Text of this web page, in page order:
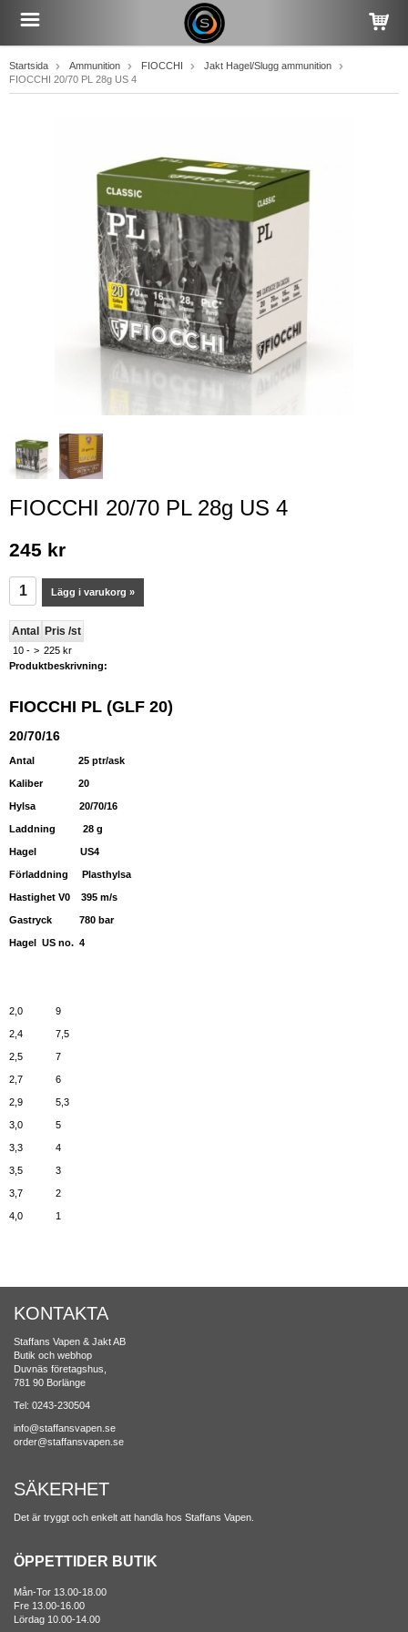
Startsida Ammunition FIOCCHI
Jakt Hagel/Slugg ammunition
FIOCCHI 20/70 PL 28g US 4
FIOCCHI 20/70 PL 28g US 4
245 kr
Lägg i varukorg »
Antal Pris /st
10 - > 225 kr
Produktbeskrivning:
FIOCCHI PL (GLF 20)
20/70/16
Antal 25 ptr/ask
Kaliber 20
Hylsa 20/70/16
Laddning 28 g
Hagel US4
Förladdning Plasthylsa
Hastighet V0 395 m/s
Gastryck 780 bar
Hagel US no. 4
2,0 9
2,4 7,5
2,5 7
2,7 6
2,9 5,3
3,0 5
3,3 4
3,5 3
3,7 2
4,0 1
KONTAKTA
Staffans Vapen & Jakt AB
Butik och webhop
Duvnäs företagshus,
781 90 Borlänge
Tel: 0243-230504
info@staffansvapen.se
order@staffansvapen.se
SÄKERHET
Det är tryggt och enkelt att handla hos Staffans Vapen.
ÖPPETTIDER BUTIK
Mån-Tor 13.00-18.00
Fre 13.00-16.00
Lördag 10.00-14.00